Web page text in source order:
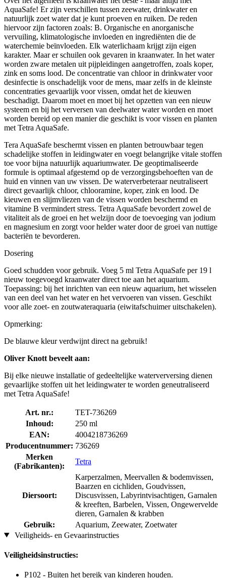
AquaSafe! Er zijn verschillen tussen zeewater, drinkwater en
natuurlijk zoet water dat je kunt proeven en ruiken. De reden
hiervoor zijn factoren zoals: B. Organische en anorganische
vervuiling, klimatologische invloeden en ingrediënten die de
waterchemie beïnvloeden. Elk waterlichaam krijgt zijn eigen
karakter. Maar er schuilen ook gevaren in kraanwater. In het water
worden zware metalen uit pijpleidingen aangetroffen, zoals koper,
zink en soms lood. De concentratie van chloor in drinkwater voor
desinfectie is onschadelijk voor de mens, maar zelfs in de kleinste
concentraties gevaarlijk voor vissen, omdat het de kieuwen
beschadigt. Daarom moet en moet bij het opzetten van een nieuw
systeem en bij het verversen van deelwater water worden en moet
worden bereid op een manier die geschikt is voor vissen en planten
met Tetra AquaSafe.
Tera AquaSafe beschermt vissen en planten betrouwbaar tegen
schadelijke stoffen in leidingwater en voegt belangrijke vitale stoffen
toe voor bijna natuurlijk aquariumwater. De geoptimaliseerde
formule is optimaal afgestemd op de verzorgingsbehoeften van de
huid en vinnen van uw vissen. De waterverbeteraar neutraliseert
direct gevaarlijk chloor, chlooramine, koper, zink en lood. De
kieuwen en slijmvliezen van de vissen worden beschermd en
vitamine B vermindert stress. Tetra AquaSafe bevordert zowel de
vitaliteit als de groei en het welzijn door de toevoeging van jodium
en magnesium en zorgt voor helder water door de groei van nuttige
bacteriën te bevorderen.
Dosering
Goed schudden voor gebruik. Voeg 5 ml Tetra AquaSafe per 19 l
nieuw toegevoegd kraanwater direct toe aan het aquarium.
Toepassing: bij het inrichten van een nieuw aquarium, het wisselen
van een deel van het water en het vervoeren van vissen. Geschikt
voor alle zoet- en zoutwateraquaria (eiwitafschuimer uitschakelen).
Opmerking:
De blauwe kleur verdwijnt direct na gebruik!
Oliver Knott beveelt aan:
Bij elke nieuwe installatie of gedeeltelijke waterverversing dienen
gevaarlijke stoffen uit het leidingwater te worden geneutraliseerd
met Tetra AquaSafe!
Art. nr.:
TET-736269
Inhoud:
250 ml
EAN:
4004218736269
Producentnummer: 736269
Merken
(Fabrikanten):
Tetra
Diersoort:
Karperzalmen, Meervallen & bodemvissen,
Baarzen en cichliden, Goudvissen,
Discusvissen, Labyrintvisachtigen, Garnalen
& kreeften, Barbelen, Vissen, Ongewervelde
dieren, Garnalen & krabben
Gebruik:
Aquarium, Zeewater, Zoetwater
Veiligheids- en Gevaarinstructies
Veiligheidsinstructies:
P102 - Buiten het bereik van kinderen houden.